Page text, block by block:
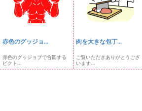
赤色のグッジョ...
赤色のグッジョブで合図する
ピクト...
肉を大きな包丁...
ご覧いただきありがとうござ
います...